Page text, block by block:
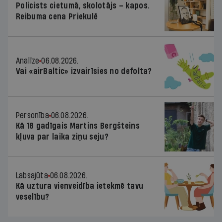
Policists cietumā, skolotājs – kapos.
Reibuma cena Priekulē
Analīze 06.08.2026.
Vai «airBaltic» izvairīsies no defolta?
Personība 06.08.2026.
Kā 18 gadīgais Martins Bergšteins
kļuva par laika ziņu seju?
Labsajūta 06.08.2026.
Kā uztura vienveidība ietekmē tavu
veselību?